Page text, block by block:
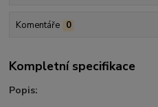
Komentáře 0
Kompletní specifikace
Popis: